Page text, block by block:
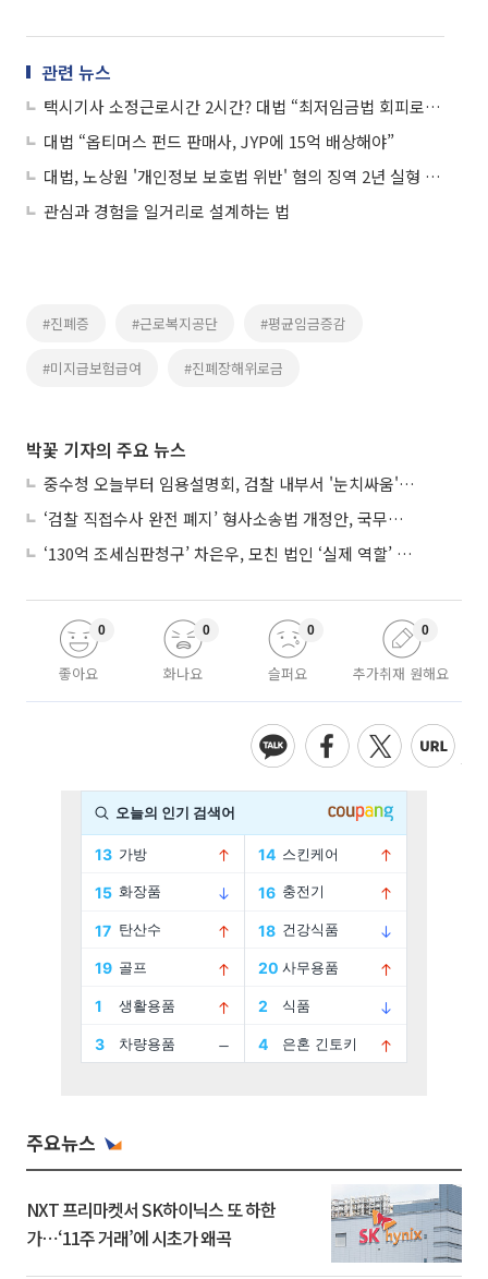
관련 뉴스
택시기사 소정근로시간 2시간? 대법 “최저임금법 회피로 무효”
대법 “옵티머스 펀드 판매사, JYP에 15억 배상해야”
대법, 노상원 '개인정보 보호법 위반' 혐의 징역 2년 실형 확정
관심과 경험을 일거리로 설계하는 법
#진폐증 #근로복지공단 #평균임금증감
#미지급보험급여 #진폐장해위로금
박꽃 기자의 주요 뉴스
중수청 오늘부터 임용설명회, 검찰 내부서 '눈치싸움' 기류변화도
‘검찰 직접수사 완전 폐지’ 형사소송법 개정안, 국무회의 통과
‘130억 조세심판청구’ 차은우, 모친 법인 ‘실제 역할’ 다툴 듯
좋아요
0
화나요
0
슬퍼요
0
추가취재 원해요
0
주요뉴스
NXT 프리마켓서 SK하이닉스 또 하한
가⋯‘11주 거래’에 시초가 왜곡